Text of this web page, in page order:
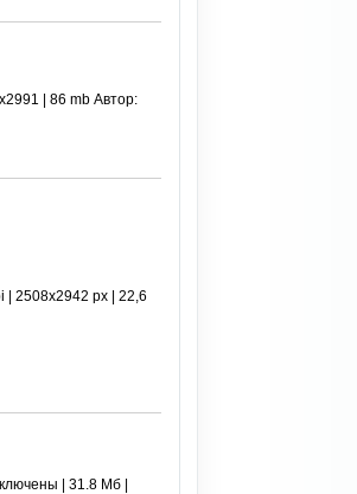
| 86 mb Автор:
| 2508x2942 px | 22,6
| 31.8 Мб |